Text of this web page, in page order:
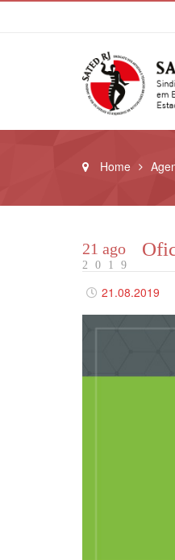
Home
21 ago
2019
21.08.2019